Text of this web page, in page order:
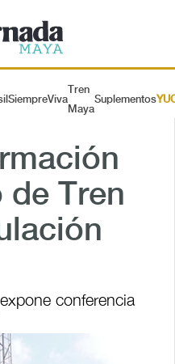
SiempreViva
Tren
Maya
Suplementos
de Tren
conferencia